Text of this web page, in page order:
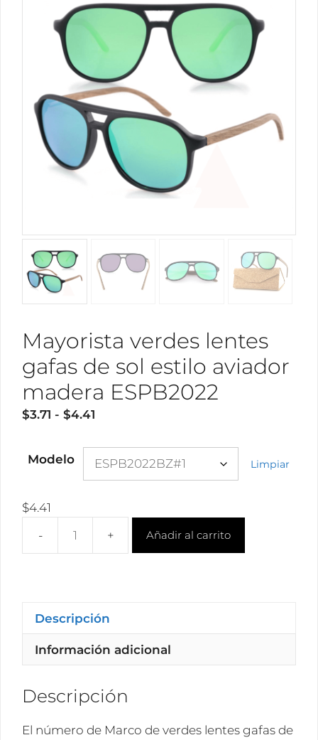
Mayorista verdes lentes
gafas de sol estilo aviador
madera ESPB2022
$3.71 - $4.41
precios:
desde
Modelo Limpiar
$4.41
Mayorista
sol
estilo
cantidad
Añadir al carrito
Descripción
Información adicional
Descripción
El número de Marco de verdes lentes gafas de